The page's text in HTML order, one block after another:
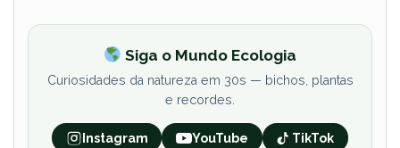
Siga o Mundo Ecologia
Curiosidades da natureza em 30s — bichos, plantas
e recordes.
Instagram YouTube TikTok